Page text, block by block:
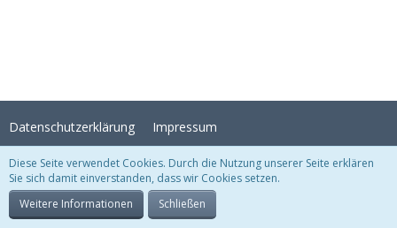
Datenschutzerklärung Impressum
Stil:Crystal Temptation , erstellt vonKittMedia
Community-Software:
Diese Seite verwendet Cookies. Durch die Nutzung unserer Seite erklären
Sie sich damit einverstanden, dass wir Cookies setzen.
Weitere Informationen
Schließen